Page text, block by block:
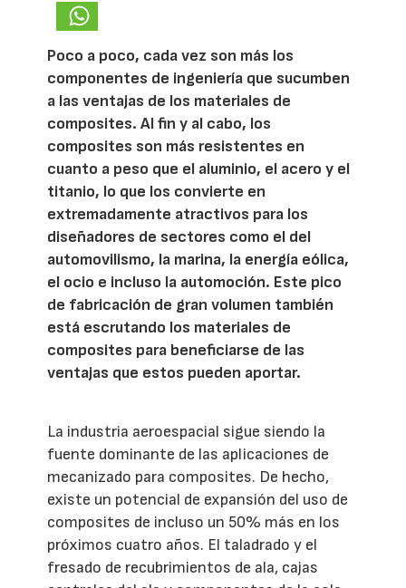
Poco a poco, cada vez son más los
componentes de ingeniería que sucumben
a las ventajas de los materiales de
composites. Al fin y al cabo, los
composites son más resistentes en
cuanto a peso que el aluminio, el acero y el
titanio, lo que los convierte en
extremadamente atractivos para los
diseñadores de sectores como el del
automovilismo, la marina, la energía eólica,
el ocio e incluso la automoción. Este pico
de fabricación de gran volumen también
está escrutando los materiales de
composites para beneficiarse de las
ventajas que estos pueden aportar.
La industria aeroespacial sigue siendo la
fuente dominante de las aplicaciones de
mecanizado para composites. De hecho,
existe un potencial de expansión del uso de
composites de incluso un 50% más en los
próximos cuatro años. El taladrado y el
fresado de recubrimientos de ala, cajas